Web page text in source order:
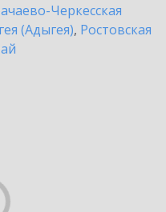
Черкесская
(Адыгея), Ростовская